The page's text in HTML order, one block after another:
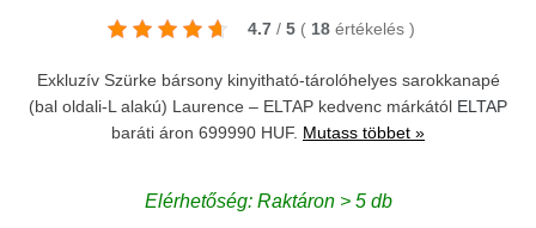
4.7 / 5 ( 18 értékelés )
Exkluzív Szürke bársony kinyitható-tárolóhelyes sarokkanapé
(bal oldali-L alakú) Laurence – ELTAP kedvenc márkától ELTAP
baráti áron 699990 HUF. Mutass többet »
Elérhetőség: Raktáron > 5 db